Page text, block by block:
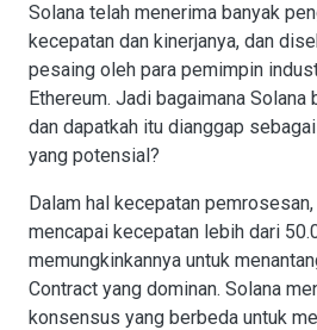
Solana telah menerima banyak
kecepatan dan kinerjanya, dan
pesaing oleh para pemimpin
Ethereum. Jadi bagaimana Solana
dan dapatkah itu dianggap
yang potensial?
Dalam hal kecepatan
mencapai kecepatan lebih dari
memungkinkannya untuk
Contract yang dominan. Solana
konsensus yang berbeda untuk